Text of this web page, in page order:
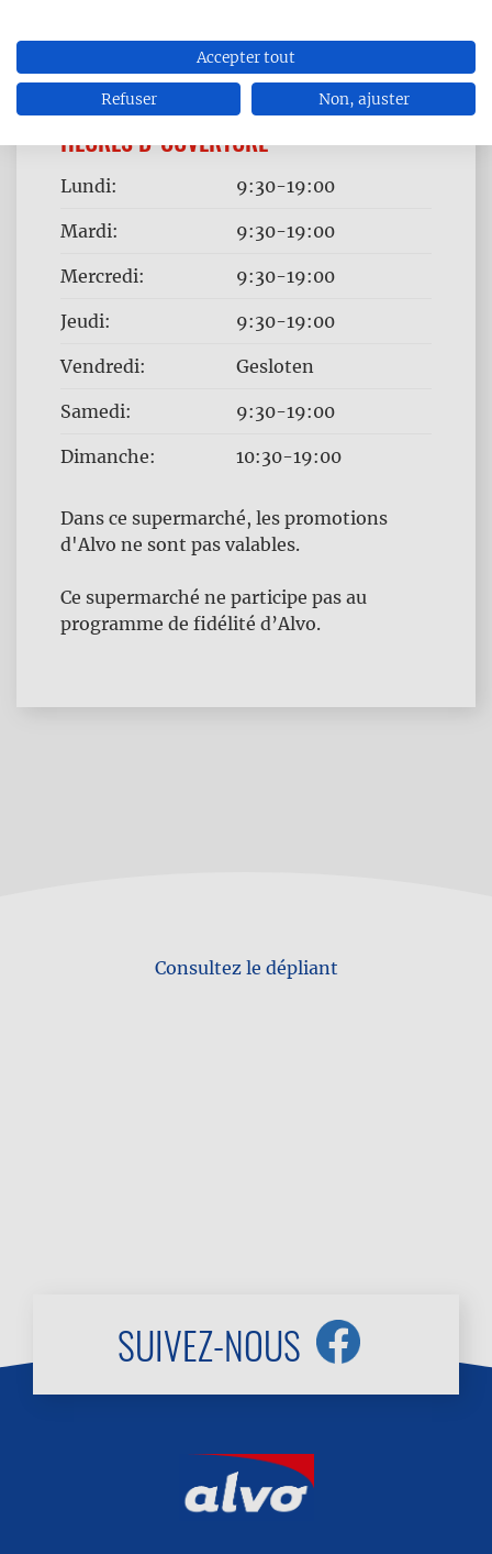
HEURES D 'OUVERTURE
Jour
Time
Lundi: 9:30-19:00
Mardi: 9:30-19:00
Mercredi: 9:30-19:00
Jeudi: 9:30-19:00
Vendredi: Gesloten
Samedi: 9:30-19:00
Dimanche: 10:30-19:00
Dans ce supermarché, les promotions
d'Alvo ne sont pas valables.
Ce supermarché ne participe pas au
programme de fidélité d’Alvo.
Consultez le dépliant
SUIVEZ-NOUS
Accepter tout
Refuser Non, ajuster